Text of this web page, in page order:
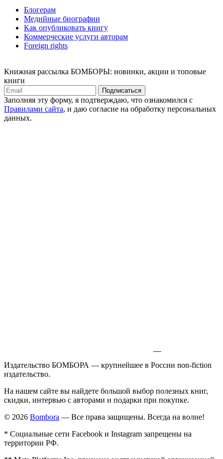
Блогерам
Медийные биографии
Как опубликовать книгу
Коммерческие услуги авторам
Foreign rights
Книжная рассылка БОМБОРЫ: новинки, акции и топовые
книги
Подписаться
Заполняя эту форму, я подтверждаю, что ознакомился с
Правилами сайта, и даю согласие на обработку персональных
данных.
Издательство БОМБОРА — крупнейшее в России non-fiction
издательство.
На нашем сайте вы найдете большой выбор полезных книг,
скидки, интервью с авторами и подарки при покупке.
© 2026 Bombora — Все права защищены. Всегда на волне!
* Социальные сети Facebook и Instagram запрещены на
территории РФ.